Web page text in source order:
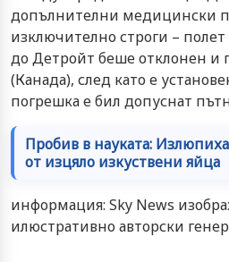
допълнителни медицински
изключително строги –
до Детройт беше отклонен и
(Канада), след като е
погрешка е бил допуснат
Пробив в науката:
от изцяло изкуствени яйца
информация: Sky News
илюстративно авторски